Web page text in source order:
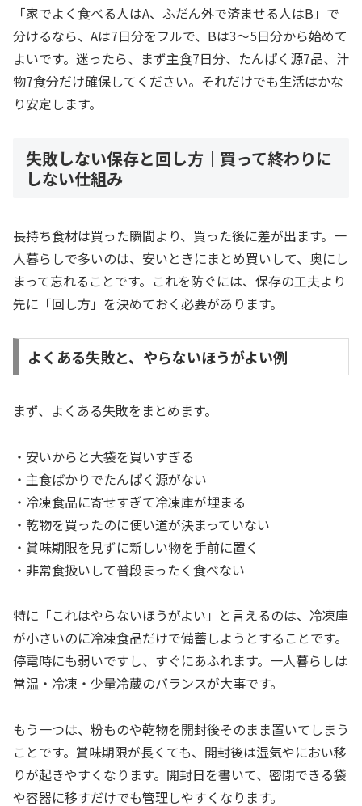
「家でよく食べる人はA、ふだん外で済ませる人はB」で
分けるなら、Aは7日分をフルで、Bは3〜5日分から始めて
よいです。迷ったら、まず主食7日分、たんぱく源7品、汁
物7食分だけ確保してください。それだけでも生活はかな
り安定します。
失敗しない保存と回し方｜買って終わりに
しない仕組み
長持ち食材は買った瞬間より、買った後に差が出ます。一
人暮らしで多いのは、安いときにまとめ買いして、奥にし
まって忘れることです。これを防ぐには、保存の工夫より
先に「回し方」を決めておく必要があります。
よくある失敗と、やらないほうがよい例
まず、よくある失敗をまとめます。
・安いからと大袋を買いすぎる
・主食ばかりでたんぱく源がない
・冷凍食品に寄せすぎて冷凍庫が埋まる
・乾物を買ったのに使い道が決まっていない
・賞味期限を見ずに新しい物を手前に置く
・非常食扱いして普段まったく食べない
特に「これはやらないほうがよい」と言えるのは、冷凍庫
が小さいのに冷凍食品だけで備蓄しようとすることです。
停電時にも弱いですし、すぐにあふれます。一人暮らしは
常温・冷凍・少量冷蔵のバランスが大事です。
もう一つは、粉ものや乾物を開封後そのまま置いてしまう
ことです。賞味期限が長くても、開封後は湿気やにおい移
りが起きやすくなります。開封日を書いて、密閉できる袋
や容器に移すだけでも管理しやすくなります。